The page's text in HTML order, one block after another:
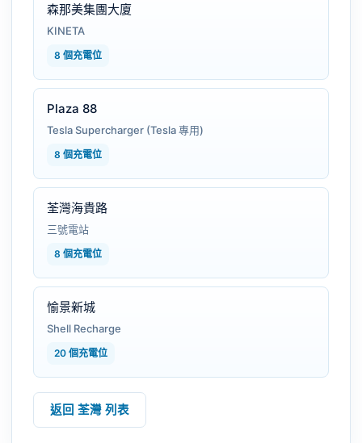
森那美集團大廈
KINETA
8 個充電位
Plaza 88
Tesla Supercharger (Tesla 專用)
8 個充電位
荃灣海貴路
三號電站
8 個充電位
愉景新城
Shell Recharge
20 個充電位
返回 荃灣 列表